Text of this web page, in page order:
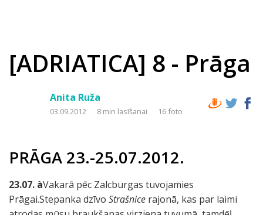
[ADRIATICA] 8 - Prāga
Anita Ruža
03.09.2012 8 min lasīšanai 16 foto
PRĀGA 23.-25.07.2012.
23.07. àVakarā pēc Zalcburgas tuvojamies
Prāgai.Stepanka dzīvo Strašnice rajonā, kas par laimi